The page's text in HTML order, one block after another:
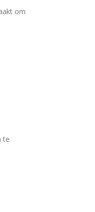
om
te